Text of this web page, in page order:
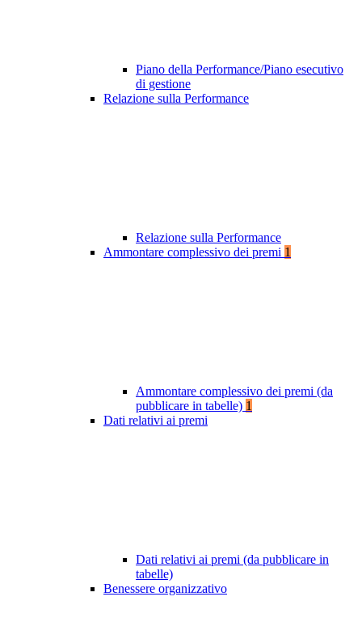
Piano della Performance/Piano esecutivo
di gestione
Relazione sulla Performance
Relazione sulla Performance
Ammontare complessivo dei premi 1
Ammontare complessivo dei premi (da
pubblicare in tabelle) 1
Dati relativi ai premi
Dati relativi ai premi (da pubblicare in
tabelle)
Benessere organizzativo